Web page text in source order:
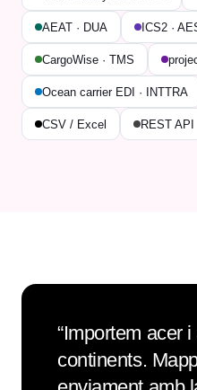
AEAT · DUA ICS2 ·
CargoWise · TMS
Ocean carrier EDI · INTTRA
CSV / Excel REST API
“Importem acer
continents.